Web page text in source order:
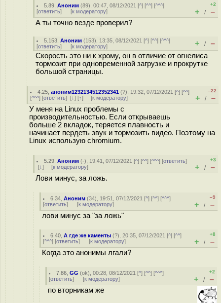
5.89 ,Аноним (89), 00:47, 08/12/2021 [^] [^^] [^^^]
[ответить] [к модератору]
+2
+ / –
А ты точно везде проверил?
5.153 ,Аноним (153), 13:35, 08/12/2021 [^] [^^] [^^^]
[ответить] [к модератору] + / –
Скорость это ни к хрому, он в отличие от огнелиса
тормозит при одновременной загрузке и прокрутке
большой страницы.
4.25 ,аноним1232134512352341 (?), 19:32, 07/12/2021 [^] [^^]
[^^^] [ответить] [↓] [↑] [к модератору]
–22
+ / –
У меня на Linux проблемы с
производительностью. Если открываешь
больше 2 вкладок, теряется плавность и
начинает пердеть звук и тормозить видео. Поэтому на
Linux использую chromium.
5.29 ,Аноним (-), 19:41, 07/12/2021 [^] [^^] [^^^] [ответить]
[↓] [к модератору]
+3
+ / –
Лови минус, за ложь.
6.34 ,Аноним (34), 19:51, 07/12/2021 [^] [^^] [^^^]
[ответить] [к модератору]
–9
+ / –
лови минус за "за ложь"
6.40 ,А где же каменты (?), 20:35, 07/12/2021 [^] [^^]
[^^^] [ответить] [к модератору]
+8
+ / –
Когда это анонимы лгали?
7.86 ,GG (ok), 00:28, 08/12/2021 [^] [^^] [^^^]
[ответить] [к модератору]
+2
+ / –
по вторникам же